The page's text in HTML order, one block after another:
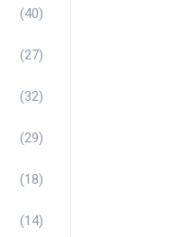
(40)
(27)
(32)
(29)
(18)
(14)